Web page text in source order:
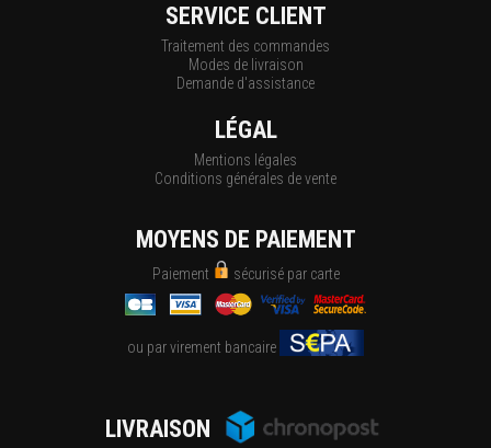
SERVICE CLIENT
Traitement des commandes
Modes de livraison
Demande d'assistance
LÉGAL
Mentions légales
Conditions générales de vente
MOYENS DE PAIEMENT
Paiement sécurisé par carte
ou par virement bancaire
LIVRAISON